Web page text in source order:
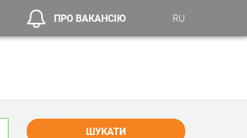
ПРО ВАКАНСІЮ RU
ШУКАТИ